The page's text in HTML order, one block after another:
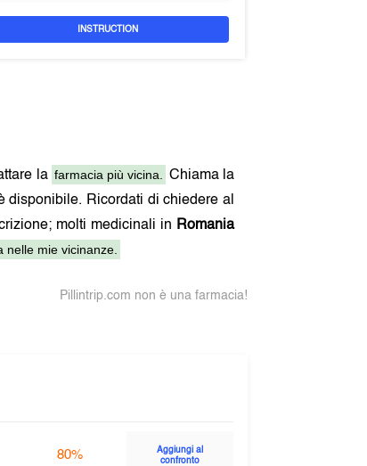
INSTRUCTION
la farmacia più vicina.
Chiama la
disponibile. Ricordati di chiedere al
molti medicinali in Romania
nelle mie vicinanze.
Pillintrip.com non è una farmacia!
80%
Aggiungi al
confronto